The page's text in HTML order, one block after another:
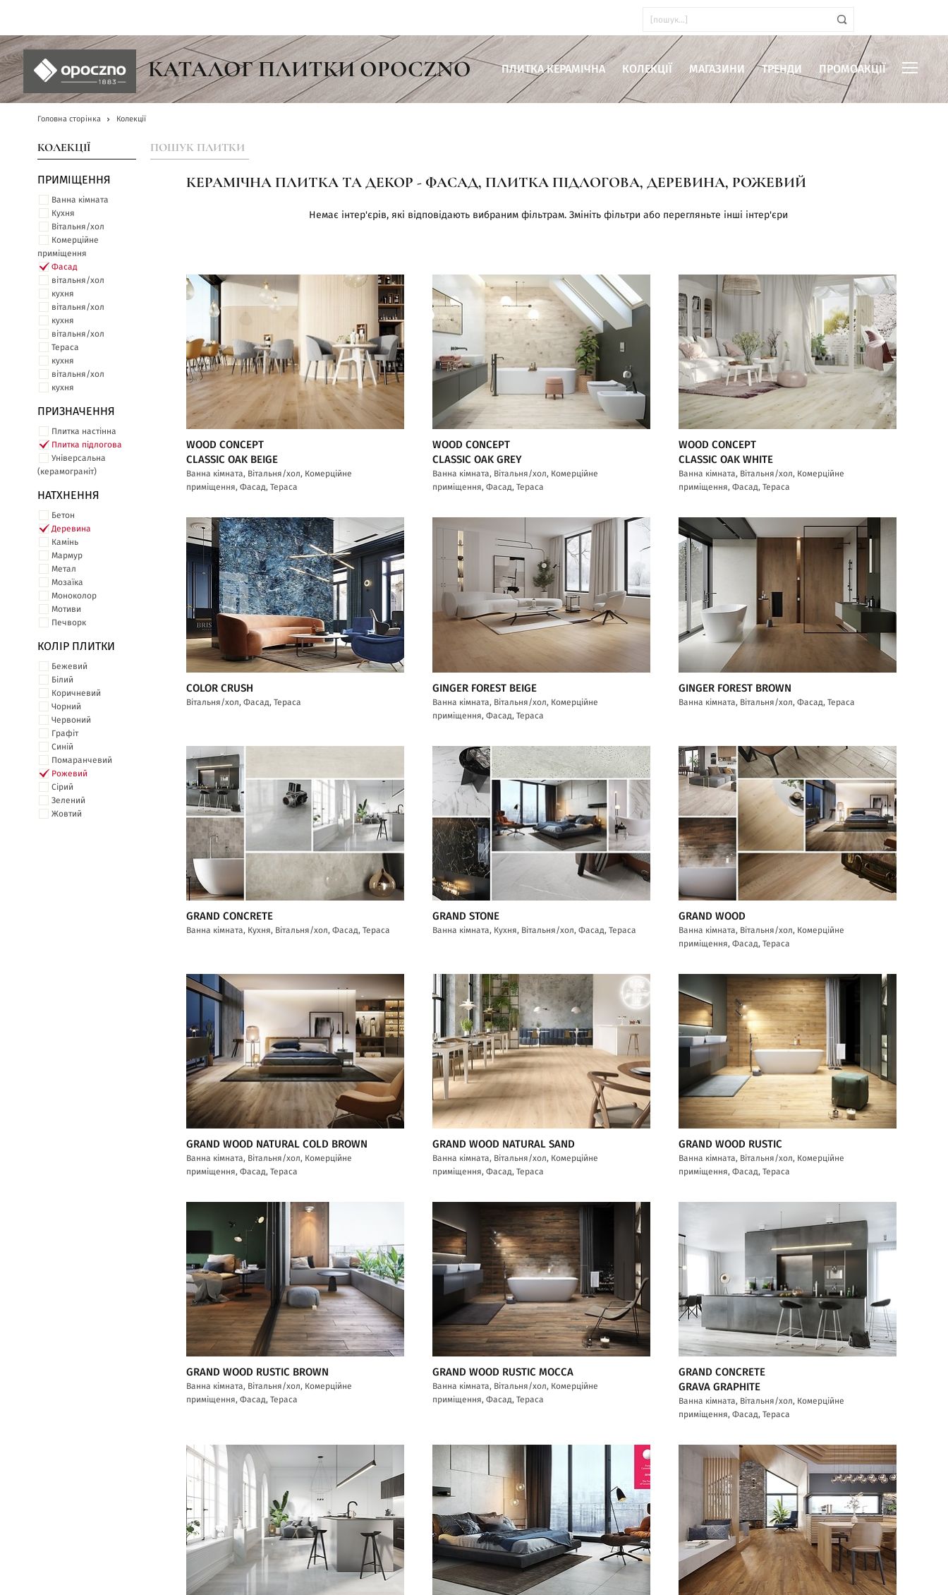
ПЛИТКА КЕРАМІЧНА КОЛЕКЦІЇ
Плитка для вітальні
Плитка для комерційних приміщень
МАГАЗИНИ ТРЕНДИ ПРОМОАКЦІЇ
КАТАЛОГ ПЛИТКИ OPOCZNO
Головна сторінка Колекції
КОЛЕКЦІЇ ПОШУК ПЛИТКИ
ПРИМІЩЕННЯ
Ванна кімната
Кухня
Вітальня/хол
Комерційне
приміщення
Фасад
вітальня/хол
кухня
вітальня/хол
кухня
вітальня/хол
Тераса
кухня
вітальня/хол
кухня
ПРИЗНАЧЕННЯ
Плитка настінна
Плитка підлогова
Універсальна
(керамограніт)
НАТХНЕННЯ
Бетон
Деревина
Камінь
Мармур
Метал
Мозаїка
Моноколор
Мотиви
Печворк
КОЛІР ПЛИТКИ
Бежевий
Білий
Коричневий
Чорний
Червоний
Графіт
Синій
Помаранчевий
Рожевий
Сірий
Зелений
Жовтий
КЕРАМІЧНА ПЛИТКА ТА ДЕКОР - ФАСАД, ПЛИТКА ПІДЛОГОВА, ДЕРЕВИНА, РОЖЕВИЙ
Немає інтер'єрів, які відповідають вибраним фільтрам. Змініть фільтри або перегляньте інші інтер'єри
WOOD CONCEPT
CLASSIC OAK BEIGE
Ванна кімната, Вітальня/хол, Комерційне
приміщення, Фасад, Тераса
WOOD CONCEPT
CLASSIC OAK GREY
Ванна кімната, Вітальня/хол, Комерційне
приміщення, Фасад, Тераса
WOOD CONCEPT
CLASSIC OAK WHITE
Ванна кімната, Вітальня/хол, Комерційне
приміщення, Фасад, Тераса
COLOR CRUSH
Вітальня/хол, Фасад, Тераса
GINGER FOREST BEIGE
Ванна кімната, Вітальня/хол, Комерційне
приміщення, Фасад, Тераса
GINGER FOREST BROWN
Ванна кімната, Вітальня/хол, Фасад, Тераса
GRAND CONCRETE
Ванна кімната, Кухня, Вітальня/хол, Фасад, Тераса
GRAND STONE
Ванна кімната, Кухня, Вітальня/хол, Фасад, Тераса
GRAND WOOD
Ванна кімната, Вітальня/хол, Комерційне
приміщення, Фасад, Тераса
GRAND WOOD NATURAL COLD BROWN
Ванна кімната, Вітальня/хол, Комерційне
приміщення, Фасад, Тераса
GRAND WOOD NATURAL SAND
Ванна кімната, Вітальня/хол, Комерційне
приміщення, Фасад, Тераса
GRAND WOOD RUSTIC
Ванна кімната, Вітальня/хол, Комерційне
приміщення, Фасад, Тераса
GRAND WOOD RUSTIC BROWN
Ванна кімната, Вітальня/хол, Комерційне
приміщення, Фасад, Тераса
GRAND WOOD RUSTIC MOCCA
Ванна кімната, Вітальня/хол, Комерційне
приміщення, Фасад, Тераса
GRAND CONCRETE
GRAVA GRAPHITE
Ванна кімната, Вітальня/хол, Комерційне
приміщення, Фасад, Тераса